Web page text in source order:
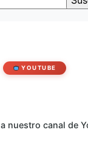
YOUTUBE
a nuestro canal de